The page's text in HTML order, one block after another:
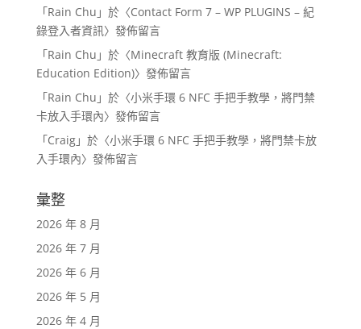
「Rain Chu 」於〈Contact Form 7 – WP PLUGINS – 紀
錄登入者資訊〉發佈留言
「Rain Chu 」於〈Minecraft 教育版 (Minecraft:
Education Edition)〉發佈留言
「Rain Chu 」於〈小米手環 6 NFC 手把手教學，將門禁
卡放入手環內〉發佈留言
「Craig」於〈小米手環 6 NFC 手把手教學，將門禁卡放
入手環內〉發佈留言
彙整
2026 年 8 月
2026 年 7 月
2026 年 6 月
2026 年 5 月
2026 年 4 月